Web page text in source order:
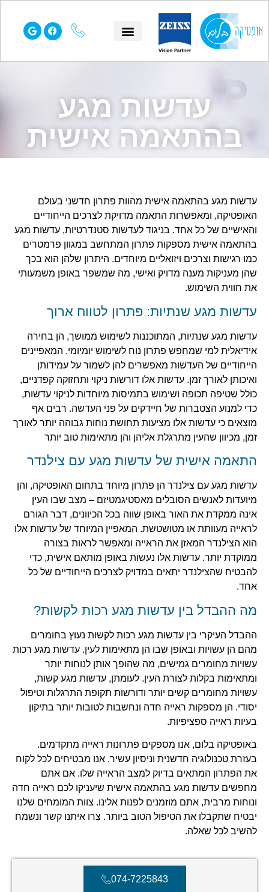
עדשות מגע
בהתאמה אישית
עדשות מגע בהתאמה אישית מהוות פתרון חדשני בעולם
האופטיקה, ומאפשרות התאמה מדויקת לצרכים הייחודיים
והאישיים של כל אחד. בניגוד לעדשות סטנדרטיות, עדשות מגע
בהתאמה אישית מספקות פתרון המתחשב במגוון פרמטרים
כמו רגישות וצרכים ויזואליים מיוחדים. היתרון שלהן הוא בכך
שהן מעניקות מענה מדויק ואישי, מה שמשפר באופן משמעותי
את חווית השימוש.
עדשות מגע שנתיות: פתרון לטווח ארוך
עדשות מגע שנתיות, המתוכננות לשימוש ממושך, הן בחירה
אידיאלית למי שמחפש פתרון נוח לשימוש יומיומי. המאפיינים
הייחודיים של העדשות מאפשרים להן לשמור על עמידותן
ואיכותן לאורך זמן. עדשות אלו דורשות ניקוי ותחזוקה קפדניים,
כולל שטיפה תכופה ושימוש בתמיסות מיוחדות לניקוי עדשות,
כדי למנוע הצטברות של חיידקים על פני העדשה. רבים אף
מוצאים כי עדשות אלו מציעות תחושת נוחות גבוהה יותר לאורך
זמן, מכיוון שהעין מתרגלת אליהן והן מתאימות טוב יותר
התאמה אישית של עדשות מגע עם צילנדר
עדשות מגע עם צילנדר הן פתרון מיוחד בתחום האופטיקה, והן
מיועדות לאנשים הסובלים מאסטיגמטיזם – מצב שבו העין
אינה ממקדת את האור באופן שווה בכל הכיוונים, דבר הגורם
לראייה מעוותת או מטושטשת. המאפיין המיוחד של עדשות אלו
הוא הצילנדר המאזן את הראייה ומאפשר לראות בצורה
ממוקדת יותר. עדשות אלו נעשות באופן מותאם אישית, כדי
להבטיח שהצילנדר יתאים במדויק לצרכים הייחודיים של כל
אחד.
מה ההבדל בין עדשות מגע רכות לקשות?
ההבדל העיקרי בין עדשות מגע רכות לקשות נעוץ בחומרים
מהם הן עשויות ובאופן שבו הן מתאימות לעין. עדשות מגע רכות
עשויות מחומרים גמישים, מה שהופך אותן לנוחות יותר
ומתאימות בקלות לצורת העין. לעומתן, עדשות מגע קשות,
עשויות מחומרים קשים יותר ודורשות תקופת התרגלות וטיפול
יסודי. הן מספקות ראייה חדה ונחשבות לטובות יותר בתיקון
בעיות ראייה ספציפיות.
באופטיקה בלום, אנו מספקים פתרונות ראייה מתקדמים.
בעזרת טכנולוגיה חדשנית וניסיון עשיר, אנו מבטיחים לכל לקוח
את הפתרון המתאים בדיוק למצב הראייה שלו. אם אתם
מחפשים עדשות מגע בהתאמה אישית שיעניקו לכם ראייה חדה
ונוחות מרבית, אתם מוזמנים לפנות אלינו. צוות המומחים שלנו
יבטיח שתקבלו את הטיפול הטוב ביותר. צרו איתנו קשר ונשמח
להשיב לכל שאלה.
074-7225843